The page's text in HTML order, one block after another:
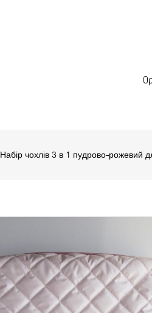
Набір чохлів 3 в 1 пудрово-рожевий